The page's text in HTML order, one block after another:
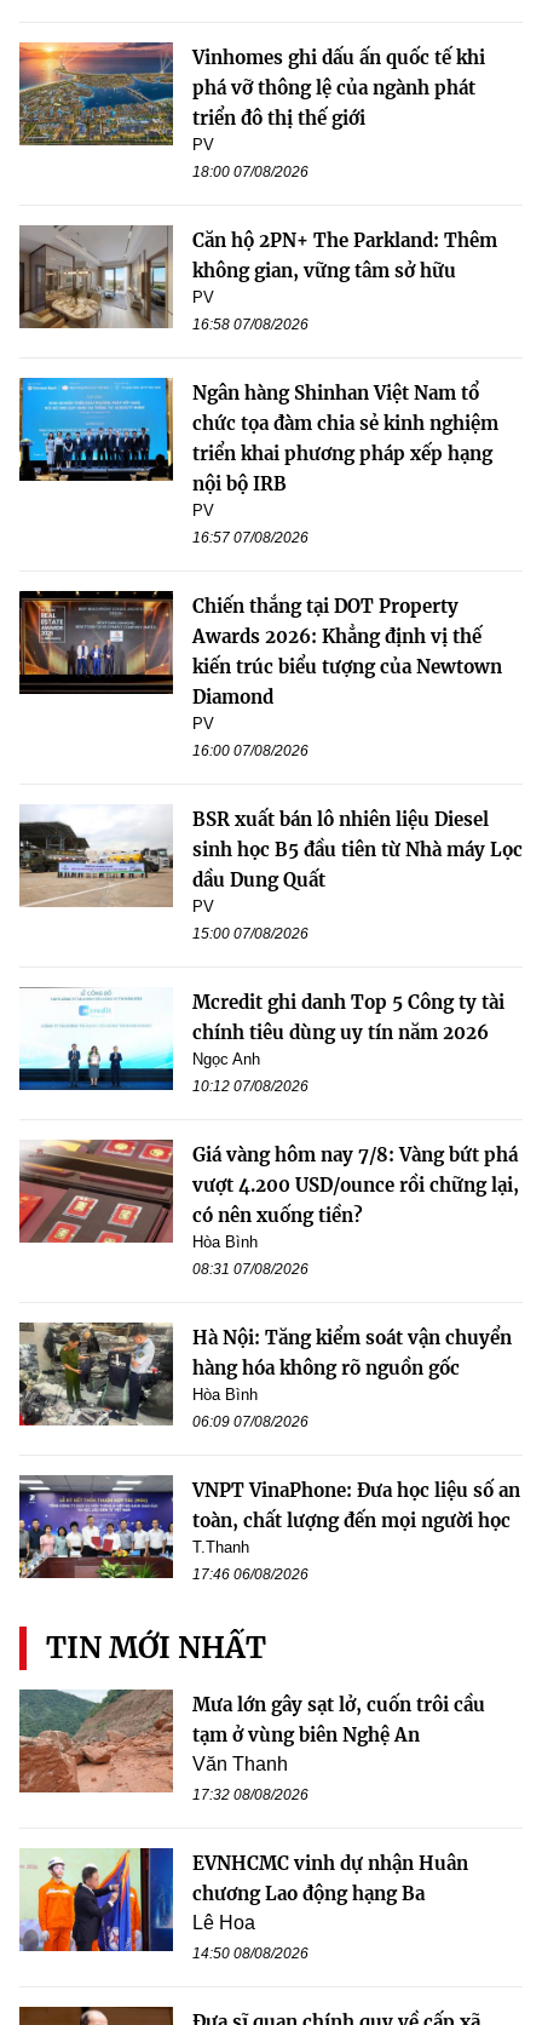
Vinhomes ghi dấu ấn quốc tế khi
phá vỡ thông lệ của ngành phát
triển đô thị thế giới
PV
18:00 07/08/2026
Căn hộ 2PN+ The Parkland: Thêm
không gian, vững tâm sở hữu
PV
16:58 07/08/2026
Ngân hàng Shinhan Việt Nam tổ
chức tọa đàm chia sẻ kinh nghiệm
triển khai phương pháp xếp hạng
nội bộ IRB
PV
16:57 07/08/2026
Chiến thắng tại DOT Property
Awards 2026: Khẳng định vị thế
kiến trúc biểu tượng của Newtown
Diamond
PV
16:00 07/08/2026
BSR xuất bán lô nhiên liệu Diesel
sinh học B5 đầu tiên từ Nhà máy Lọc
dầu Dung Quất
PV
15:00 07/08/2026
Mcredit ghi danh Top 5 Công ty tài
chính tiêu dùng uy tín năm 2026
Ngọc Anh
10:12 07/08/2026
Giá vàng hôm nay 7/8: Vàng bứt phá
vượt 4.200 USD/ounce rồi chững lại,
có nên xuống tiền?
Hòa Bình
08:31 07/08/2026
Hà Nội: Tăng kiểm soát vận chuyển
hàng hóa không rõ nguồn gốc
Hòa Bình
06:09 07/08/2026
VNPT VinaPhone: Đưa học liệu số an
toàn, chất lượng đến mọi người học
T.Thanh
17:46 06/08/2026
TIN MỚI NHẤT
Mưa lớn gây sạt lở, cuốn trôi cầu
tạm ở vùng biên Nghệ An
Văn Thanh
17:32 08/08/2026
EVNHCMC vinh dự nhận Huân
chương Lao động hạng Ba
Lê Hoa
14:50 08/08/2026